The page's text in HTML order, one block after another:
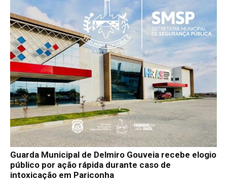
Guarda Municipal de Delmiro Gouveia recebe elogio
público por ação rápida durante caso de
intoxicação em Pariconha